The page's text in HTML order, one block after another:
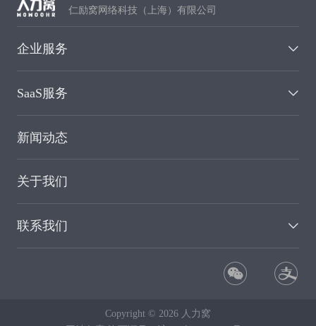
仁励窝网络科技（上海）有限公司
企业服务
SaaS服务
新闻动态
关于我们
联系我们
Copyright © 2026 人力窝